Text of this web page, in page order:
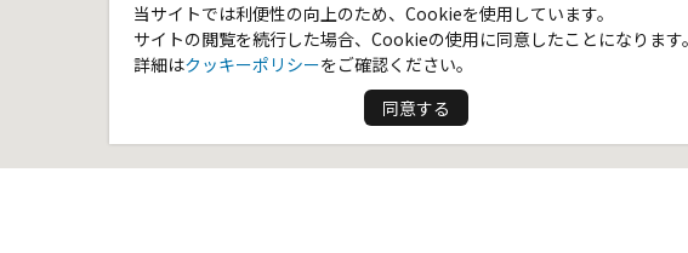
当サイトでは利便性の向上のため、Cookieを使用しています。
サイトの閲覧を続行した場合、Cookieの使用に同意したことになります
詳細はクッキーポリシーをご確認ください。
同意する